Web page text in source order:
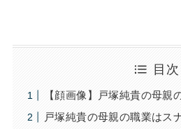
目次
【顔画像】戸塚純貴の母親
戸塚純貴の母親の職業はス